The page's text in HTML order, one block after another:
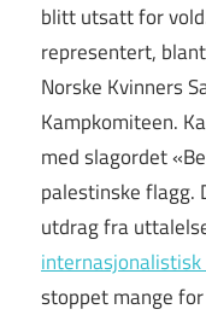
blitt utsatt for
representert,
Norske Kvinners
Kampkomiteen.
med slagordet
palestinske flagg.
utdrag fra
internasjonalistisk
stoppet mange